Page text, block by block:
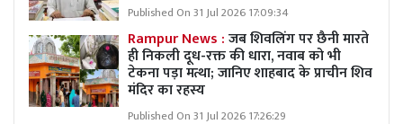
Published On 31 Jul 2026 17:09:34
Rampur News :जब शिवलिंग पर छैनी मारते
ही निकली दूध-रक्त की धारा, नवाब को भी
टेकना पड़ा मत्था; जानिए शाहबाद के प्राचीन शिव
मंदिर का रहस्य
Published On 31 Jul 2026 17:26:29